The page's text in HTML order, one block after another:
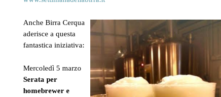
Anche Birra Cerqua
aderisce a questa
fantastica iniziativa:
Mercoledì 5 marzo
Serata per
homebrewer e